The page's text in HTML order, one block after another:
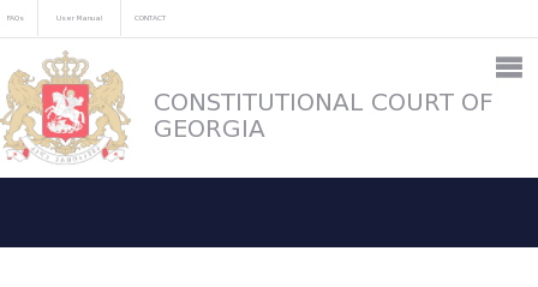
FAQs User Manual CONTACT
CONSTITUTIONAL COURT OF
GEORGIA